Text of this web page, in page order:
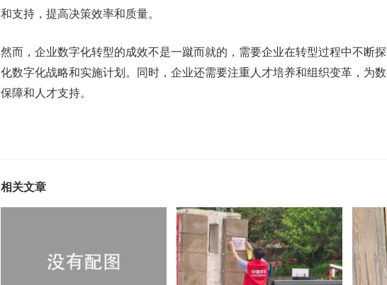
和支持，提高决策效率和质量。
然而，企业数字化转型的成效不是一蹴而就的，需要企业在转型过程中不断
化数字化战略和实施计划。同时，企业还需要注重人才培养和组织变革，为
保障和人才支持。
相关文章